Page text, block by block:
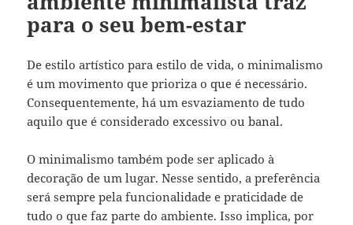
para o seu bem-estar
De estilo artístico para estilo de vida, o minimalismo
é um movimento que prioriza o que é necessário.
Consequentemente, há um esvaziamento de tudo
aquilo que é considerado excessivo ou banal.
O minimalismo também pode ser aplicado à
decoração de um lugar. Nesse sentido, a preferência
será sempre pela funcionalidade e praticidade de
tudo o que faz parte do ambiente. Isso implica, por